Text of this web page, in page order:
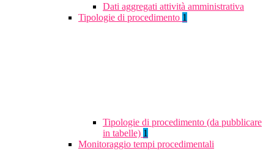
Dati aggregati attività amministrativa
Tipologie di procedimento 1
Tipologie di procedimento (da pubblicare
in tabelle) 1
Monitoraggio tempi procedimentali